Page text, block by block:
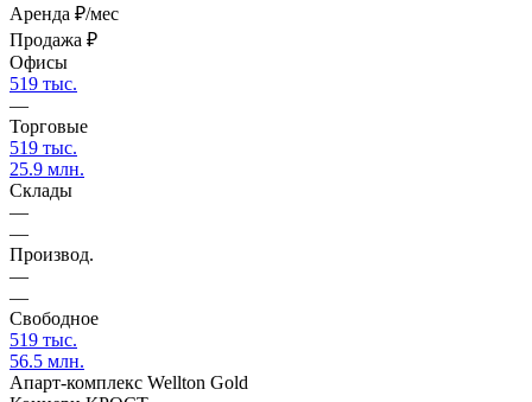
Аренда ₽/мес
Продажа ₽
Офисы
519 тыс.
—
Торговые
519 тыс.
25.9 млн.
Склады
—
—
Производ.
—
—
Свободное
519 тыс.
56.5 млн.
Апарт-комплекс Wellton Gold